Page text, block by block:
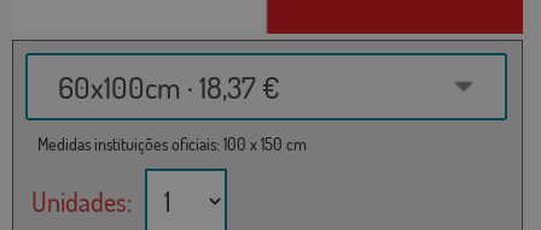
60x100cm · 18,37 €
Medidas instituições oficiais: 100 x 150 cm
Unidades: